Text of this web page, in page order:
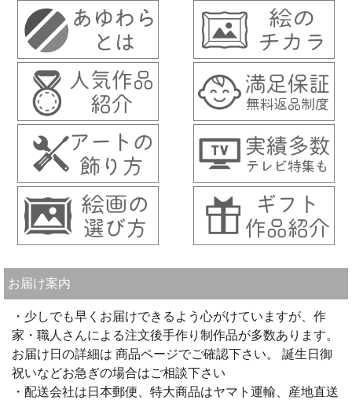
お届け案内
・少しでも早くお届けできるよう心がけていますが、作
家・職人さんによる注文後手作り制作品が多数あります。
お届け日の詳細は 商品ページでご確認下さい。 誕生日御
祝いなどお急ぎの場合はご相談下さい
・配送会社は日本郵便、特大商品はヤマト運輸、産地直送